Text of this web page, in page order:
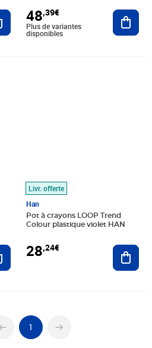
Ajouter au panier
48,39€
Plus de variantes
disponibles
Ajouter au panier
Livr. offerte
Han
Pot à crayons LOOP Trend
Colour plastique violet HAN
28,24€
1